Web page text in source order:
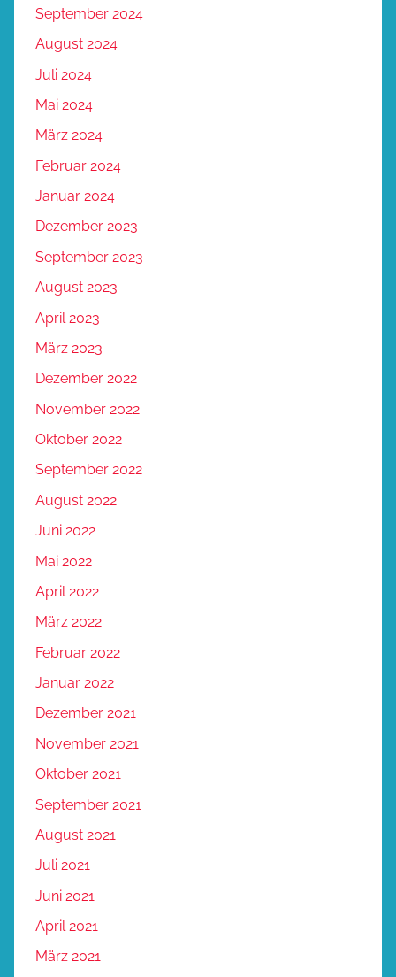
September 2024
August 2024
Juli 2024
Mai 2024
März 2024
Februar 2024
Januar 2024
Dezember 2023
September 2023
August 2023
April 2023
März 2023
Dezember 2022
November 2022
Oktober 2022
September 2022
August 2022
Juni 2022
Mai 2022
April 2022
März 2022
Februar 2022
Januar 2022
Dezember 2021
November 2021
Oktober 2021
September 2021
August 2021
Juli 2021
Juni 2021
April 2021
März 2021